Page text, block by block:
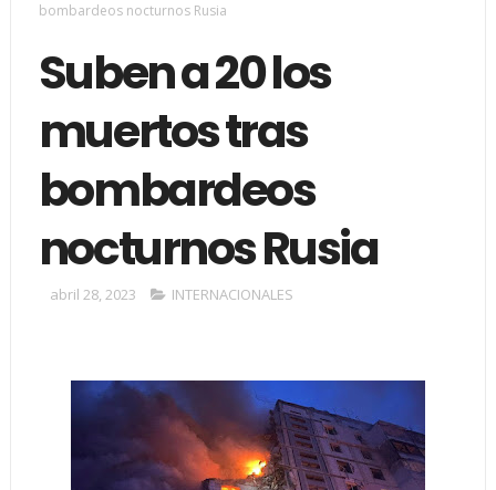
bombardeos nocturnos Rusia
Suben a 20 los
muertos tras
bombardeos
nocturnos Rusia
abril 28, 2023 INTERNACIONALES